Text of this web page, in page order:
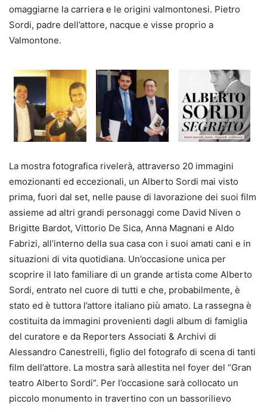
omaggiarne la carriera e le origini valmontonesi. Pietro
Sordi, padre dell’attore, nacque e visse proprio a
Valmontone.
La mostra fotografica rivelerà, attraverso 20 immagini
emozionanti ed eccezionali, un Alberto Sordi mai visto
prima, fuori dal set, nelle pause di lavorazione dei suoi film
assieme ad altri grandi personaggi come David Niven o
Brigitte Bardot, Vittorio De Sica, Anna Magnani e Aldo
Fabrizi, all’interno della sua casa con i suoi amati cani e in
situazioni di vita quotidiana. Un’occasione unica per
scoprire il lato familiare di un grande artista come Alberto
Sordi, entrato nel cuore di tutti e che, probabilmente, è
stato ed è tuttora l’attore italiano più amato. La rassegna è
costituita da immagini provenienti dagli album di famiglia
del curatore e da Reporters Associati & Archivi di
Alessandro Canestrelli, figlio del fotografo di scena di tanti
film dell’attore. La mostra sarà allestita nel foyer del “Gran
teatro Alberto Sordi”. Per l’occasione sarà collocato un
piccolo monumento in travertino con un bassorilievo